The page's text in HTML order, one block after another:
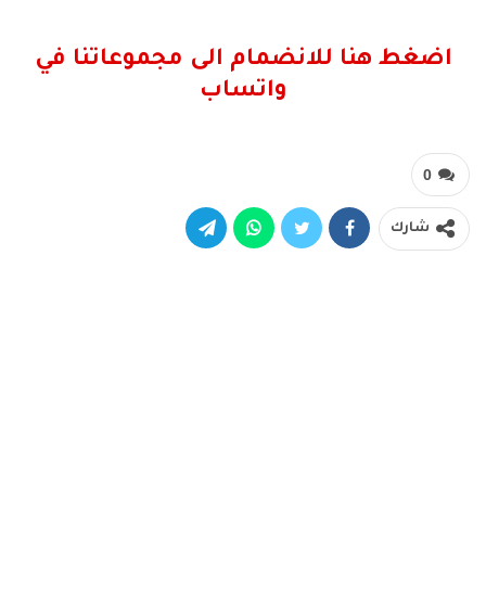
اضغط هنا للانضمام الى مجموعاتنا في
واتساب
0
شارك